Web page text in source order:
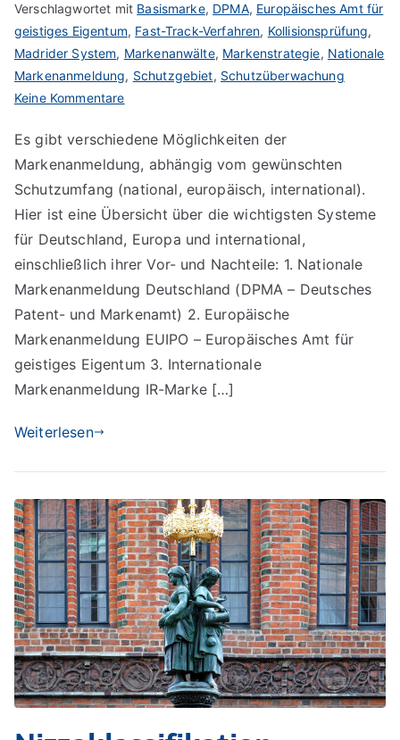
Verschlagwortet mit Basismarke, DPMA, Europäisches Amt für
geistiges Eigentum, Fast-Track-Verfahren, Kollisionsprüfung,
Madrider System, Markenanwälte, Markenstrategie, Nationale
Markenanmeldung, Schutzgebiet, Schutzüberwachung
Keine Kommentarezu
verschiedenen
Möglichkeiten
der
Markenanmeldung
Es gibt verschiedene Möglichkeiten der
Markenanmeldung, abhängig vom gewünschten
Schutzumfang (national, europäisch, international).
Hier ist eine Übersicht über die wichtigsten Systeme
für Deutschland, Europa und international,
einschließlich ihrer Vor- und Nachteile: 1. Nationale
Markenanmeldung Deutschland (DPMA – Deutsches
Patent- und Markenamt) 2. Europäische
Markenanmeldung EUIPO – Europäisches Amt für
geistiges Eigentum 3. Internationale
Markenanmeldung IR-Marke […]
Weiterlesen